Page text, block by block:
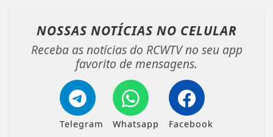
NOSSAS NOTÍCIAS NO CELULAR
Receba as notícias do RCWTV no seu app
favorito de mensagens.
Telegram Whatsapp Facebook